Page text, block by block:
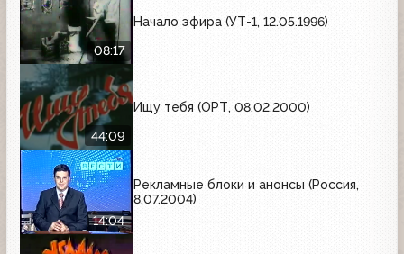
08:17
Начало эфира (УТ-1, 12.05.1996)
44:09
Ищу тебя (ОРТ, 08.02.2000)
14:04
Рекламные блоки и анонсы (Россия,
8.07.2004)